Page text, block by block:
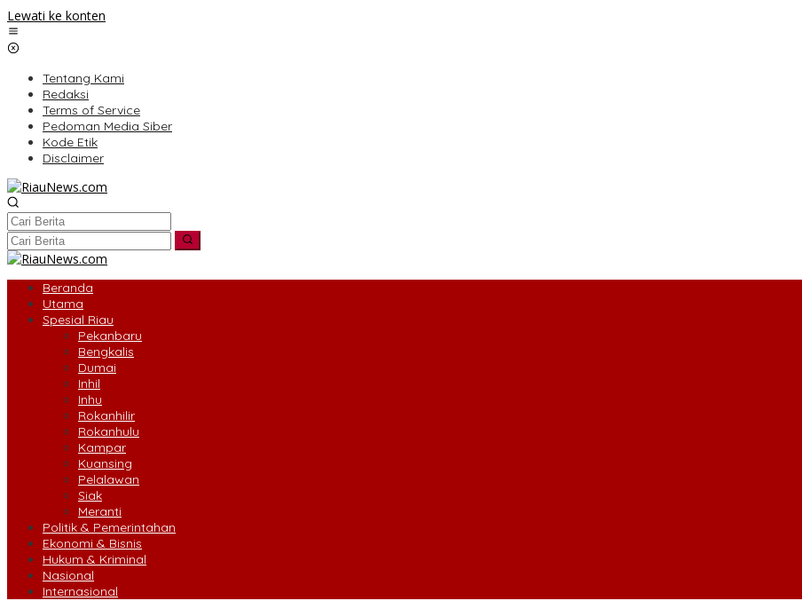
Lewati ke konten
Tentang Kami
Redaksi
Terms of Service
Pedoman Media Siber
Kode Etik
Disclaimer
Beranda
Utama
Spesial Riau
Pekanbaru
Bengkalis
Dumai
Inhil
Inhu
Rokanhilir
Rokanhulu
Kampar
Kuansing
Pelalawan
Siak
Meranti
Politik & Pemerintahan
Ekonomi & Bisnis
Hukum & Kriminal
Nasional
Internasional